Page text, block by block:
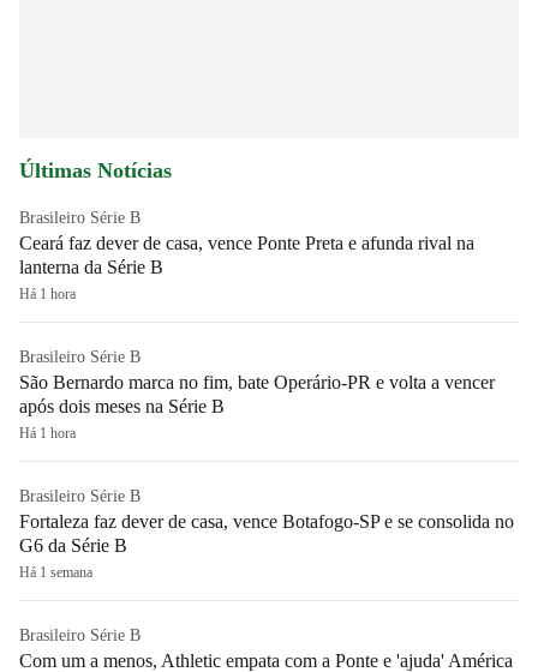
Últimas Notícias
Brasileiro Série B
Ceará faz dever de casa, vence Ponte Preta e afunda rival na
lanterna da Série B
Há 1 hora
Brasileiro Série B
São Bernardo marca no fim, bate Operário-PR e volta a vencer
após dois meses na Série B
Há 1 hora
Brasileiro Série B
Fortaleza faz dever de casa, vence Botafogo-SP e se consolida no
G6 da Série B
Há 1 semana
Brasileiro Série B
Com um a menos, Athletic empata com a Ponte e 'ajuda' América